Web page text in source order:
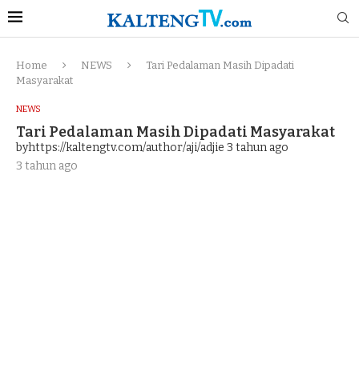
Home NEWS
Tari Pedalaman Masih Dipadati
Masyarakat
NEWS
Tari Pedalaman Masih Dipadati Masyarakat
byhttps://kaltengtv.com/author/aji/adjie 3 tahun ago
3 tahun ago